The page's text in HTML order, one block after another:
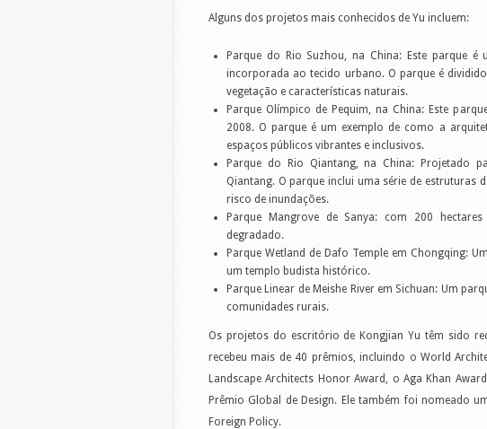
Alguns dos projetos mais conhecidos de Yu incluem:
Parque do Rio Suzhou, na China: Este parque
incorporada ao tecido urbano. O parque é
vegetação e características naturais.
Parque Olímpico de Pequim, na China: Este
2008. O parque é um exemplo de como a
espaços públicos vibrantes e inclusivos.
Parque do Rio Qiantang, na China: Projetado
Qiantang. O parque inclui uma série de estruturas
risco de inundações.
Parque Mangrove de Sanya: com 200
degradado.
Parque Wetland de Dafo Temple em Chongqing:
um templo budista histórico.
Parque Linear de Meishe River em Sichuan: Um
comunidades rurais.
Os projetos do escritório de Kongjian Yu têm sido
recebeu mais de 40 prêmios, incluindo o World
Landscape Architects Honor Award, o Aga Khan
Prêmio Global de Design. Ele também foi nomeado
Foreign Policy.